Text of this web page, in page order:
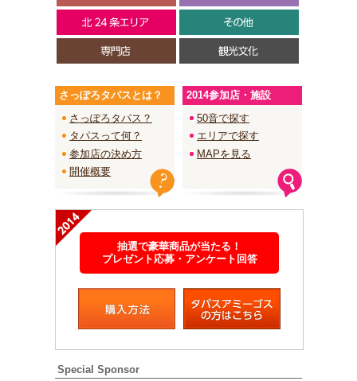
さっぽろタパスとは？
さっぽろタパス？
タパスって何？
参加店の決め方
開催概要
2014参加店・施設
50音で探す
エリアで探す
MAPを見る
抽選で豪華商品が当たる！
プレゼント応募・アンケート回答
Special Sponsor